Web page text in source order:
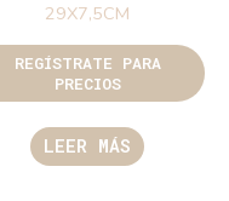
29X7,5CM
REGÍSTRATE PARA
PRECIOS
LEER MÁS